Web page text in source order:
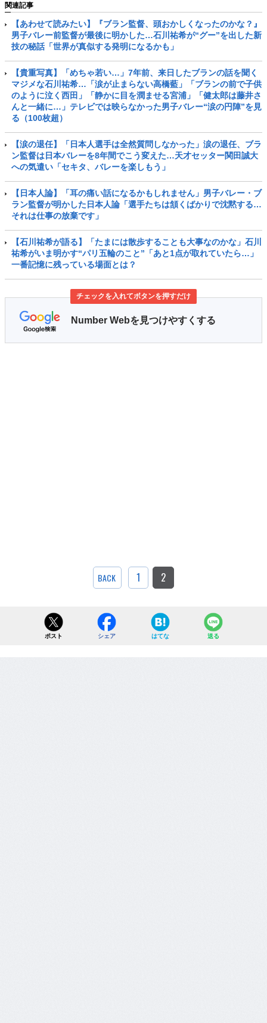
関連記事
【あわせて読みたい】『ブラン監督、頭おかしくなったのかな？』
男子バレー前監督が最後に明かした…石川祐希が“グー”を出した新
技の秘話「世界が真似する発明になるかも」
【貴重写真】「めちゃ若い…」7年前、来日したブランの話を聞く
マジメな石川祐希…「涙が止まらない高橋藍」「ブランの前で子供
のように泣く西田」「静かに目を潤ませる宮浦」「健太郎は藤井さ
んと一緒に…」テレビでは映らなかった男子バレー“涙の円陣”を見
る（100枚超）
【涙の退任】「日本人選手は全然質問しなかった」涙の退任、ブラ
ン監督は日本バレーを8年間でこう変えた…天才セッター関田誠大
への気遣い「セキタ、バレーを楽しもう」
【日本人論】「耳の痛い話になるかもしれません」男子バレー・ブ
ラン監督が明かした日本人論「選手たちは頷くばかりで沈黙する…
それは仕事の放棄です」
【石川祐希が語る】「たまには散歩することも大事なのかな」石川
祐希がいま明かす“パリ五輪のこと”「あと1点が取れていたら…」
一番記憶に残っている場面とは？
チェックを入れてボタンを押すだけ
Number Webを見つけやすくする
BACK 1 2
ポスト シェア はてな 送る